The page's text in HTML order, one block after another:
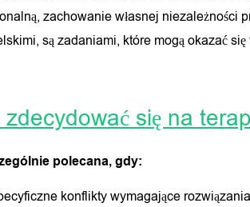
zachowanie własnej
są zadaniami, które mogą okazać
się na
polecana, gdy:
konflikty wymagające